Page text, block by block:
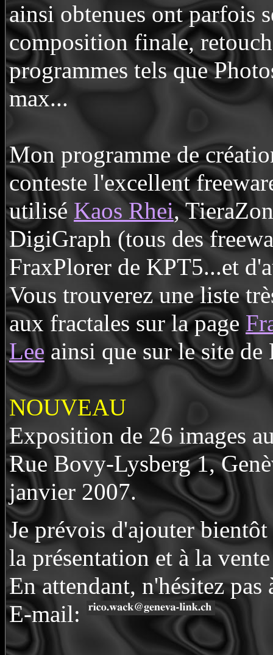
ainsi obtenues ont parfois
composition finale,
programmes tels que
max...
Mon programme de
conteste l'excellent
utilisé Kaos Rhei,
DigiGraph (tous des
FraxPlorer de KPT5...et
Vous trouverez une liste
aux fractales sur la page
Lee ainsi que sur le site
NOUVEAU
Exposition de 26 images
Rue Bovy-Lysberg 1,
janvier 2007.
Je prévois d'ajouter bientôt
la présentation et à la
En attendant, n'hésitez pas
E-mail: